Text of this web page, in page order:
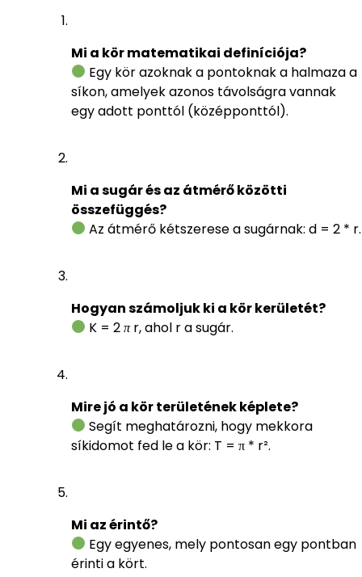
Mi a kör matematikai definíciója?
Egy kör azoknak a pontoknak a halmaza a
síkon, amelyek azonos távolságra vannak
egy adott ponttól (középponttól).
Mi a sugár és az átmérő közötti
összefüggés?
Az átmérő kétszerese a sugárnak: d = 2 * r.
Hogyan számoljuk ki a kör kerületét?
K = 2πr, ahol r a sugár.
Mire jó a kör területének képlete?
Segít meghatározni, hogy mekkora
síkidomot fed le a kör: T = π * r².
Mi az érintő?
Egy egyenes, mely pontosan egy pontban
érinti a kört.